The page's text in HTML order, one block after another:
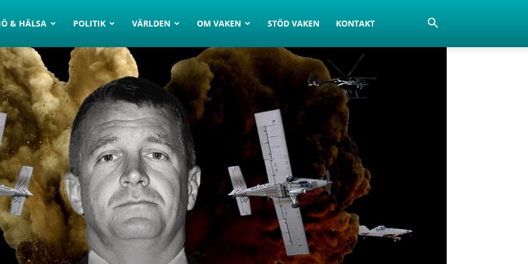
& HÄLSA POLITIK VÄRLDEN OM VAKEN STÖD VAKEN KONTAKT